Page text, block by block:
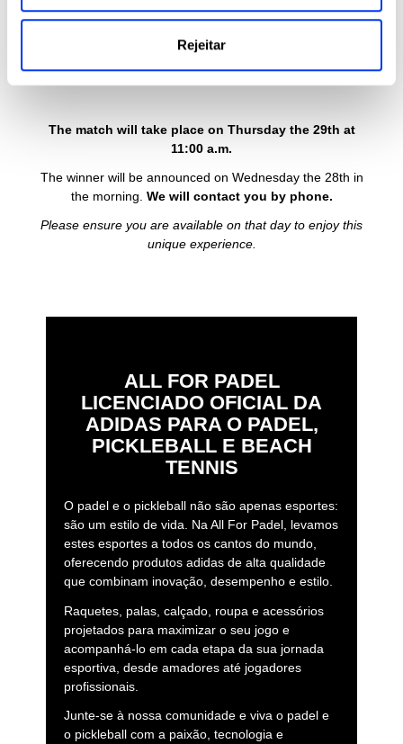
Rejeitar
The match will take place on Thursday the 29th at
11:00 a.m.
The winner will be announced on Wednesday the 28th in
the morning. We will contact you by phone.
Please ensure you are available on that day to enjoy this
unique experience.
ALL FOR PADEL
LICENCIADO OFICIAL DA
ADIDAS PARA O PADEL,
PICKLEBALL E BEACH
TENNIS
O padel e o pickleball não são apenas esportes:
são um estilo de vida. Na All For Padel, levamos
estes esportes a todos os cantos do mundo,
oferecendo produtos adidas de alta qualidade
que combinam inovação, desempenho e estilo.
Raquetes, palas, calçado, roupa e acessórios
projetados para maximizar o seu jogo e
acompanhá-lo em cada etapa da sua jornada
esportiva, desde amadores até jogadores
profissionais.
Junte-se à nossa comunidade e viva o padel e
o pickleball com a paixão, tecnologia e